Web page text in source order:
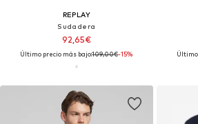
REPLAY
Sudadera
92,65€
Último precio más bajo:109,00€-15% Último